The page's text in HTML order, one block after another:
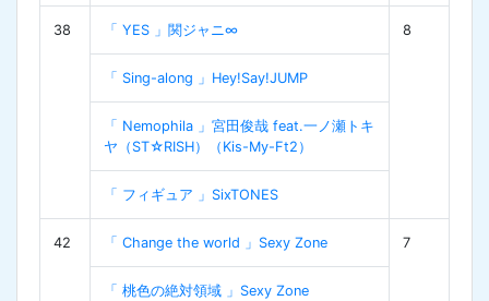
38 「 YES 」関ジャニ∞ 8
「 Sing-along 」Hey!Say!JUMP
「 Nemophila 」宮田俊哉 feat.一ノ瀬トキ
ヤ（ST☆RISH）（Kis-My-Ft2）
「 フィギュア 」SixTONES
42 「 Change the world 」Sexy Zone 7
「 桃色の絶対領域 」Sexy Zone